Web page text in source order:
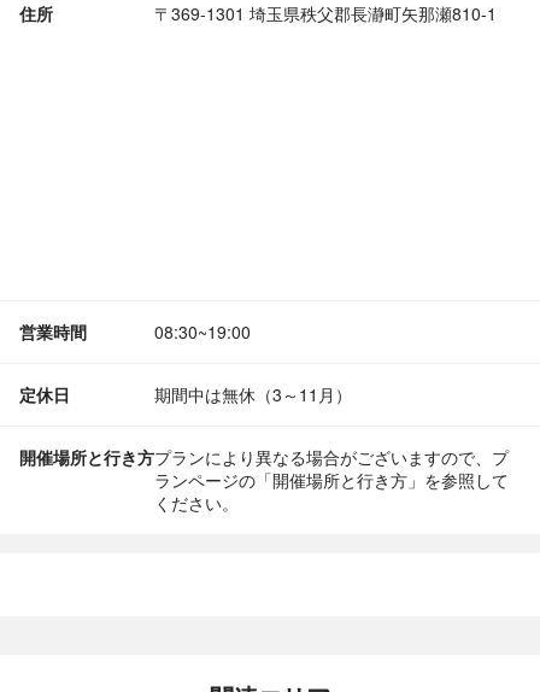
住所 〒369-1301 埼玉県秩父郡長瀞町矢那瀬810-1
営業時間 08:30~19:00
定休日 期間中は無休（3～11月）
開催場所と行き方プランにより異なる場合がございますので、プ
ランページの「開催場所と行き方」を参照して
ください。